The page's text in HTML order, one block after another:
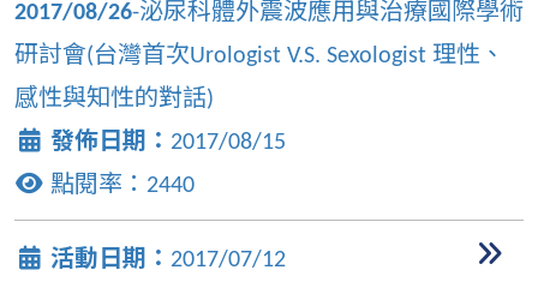
2017/08/26-泌尿科體外震波應用與治療國際學術
研討會(台灣首次Urologist V.S. Sexologist 理性、
感性與知性的對話)
發佈日期： 2017/08/15
點閱率： 2440
活動日期： 2017/07/12